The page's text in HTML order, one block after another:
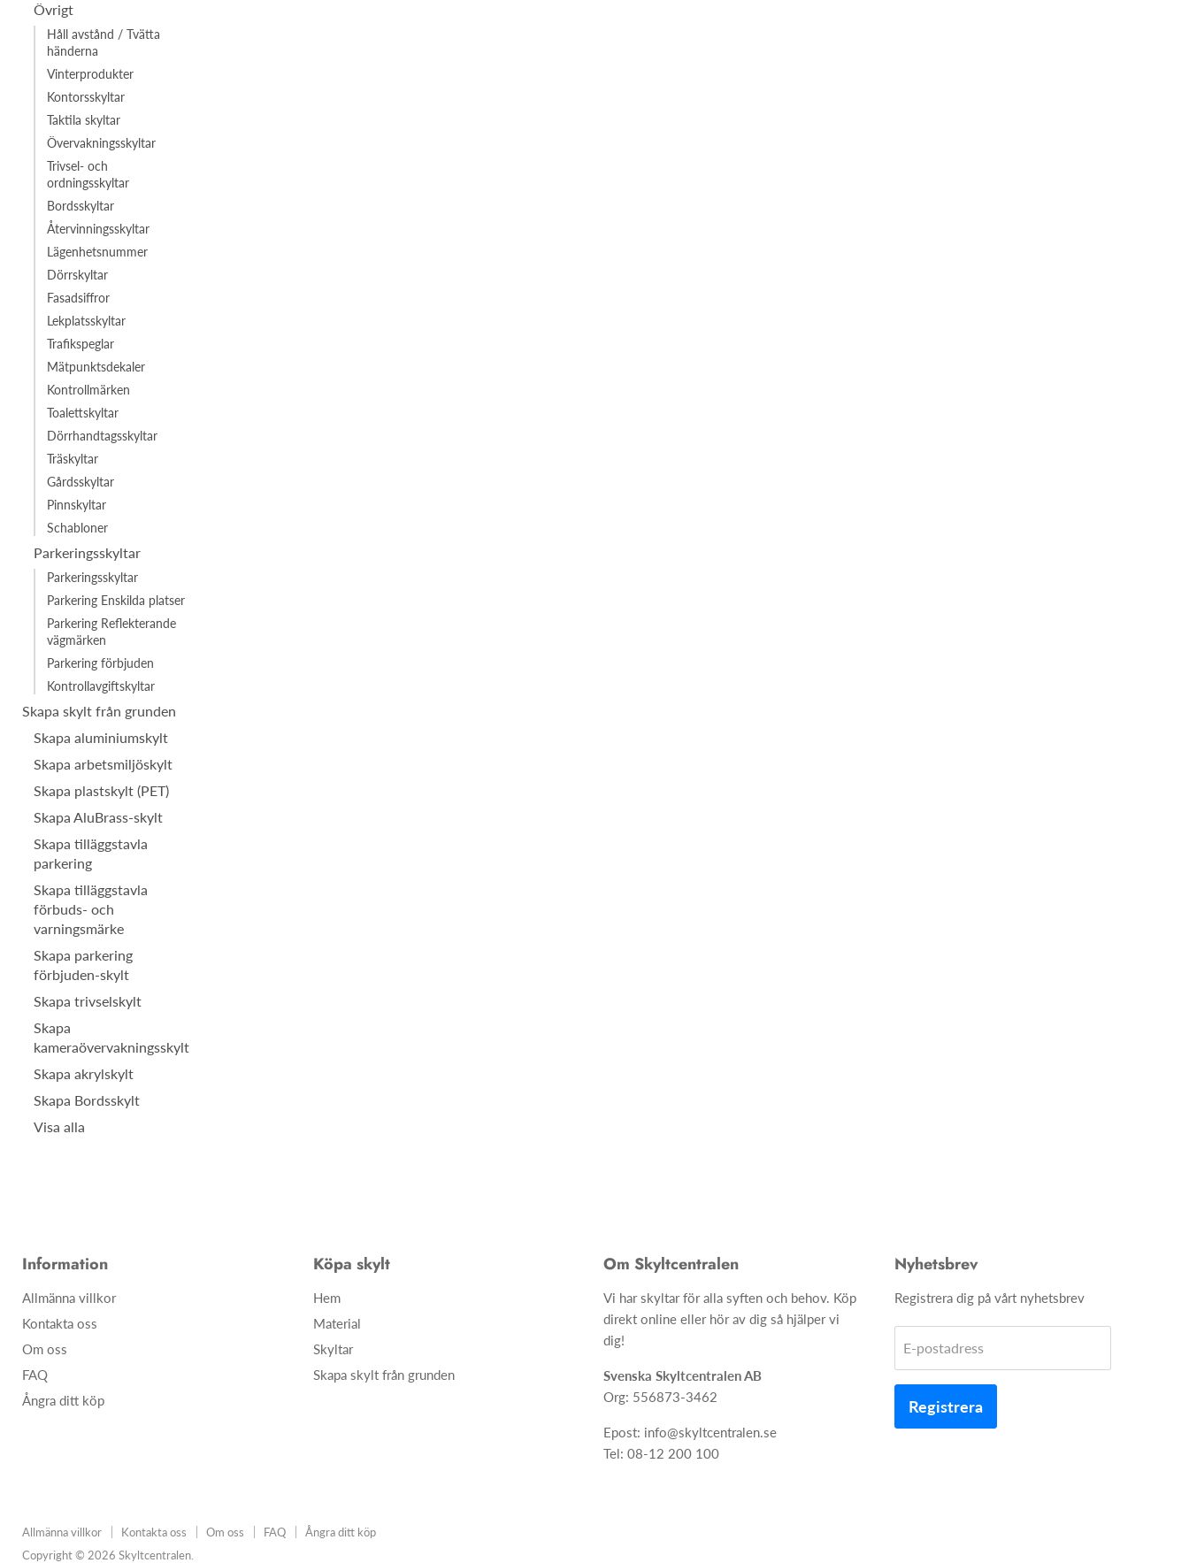
Övrigt
Håll avstånd / Tvätta
händerna
Vinterprodukter
Kontorsskyltar
Taktila skyltar
Övervakningsskyltar
Trivsel- och
ordningsskyltar
Bordsskyltar
Återvinningsskyltar
Lägenhetsnummer
Dörrskyltar
Fasadsiffror
Lekplatsskyltar
Trafikspeglar
Mätpunktsdekaler
Kontrollmärken
Toalettskyltar
Dörrhandtagsskyltar
Träskyltar
Gårdsskyltar
Pinnskyltar
Schabloner
Parkeringsskyltar
Parkeringsskyltar
Parkering Enskilda platser
Parkering Reflekterande
vägmärken
Parkering förbjuden
Kontrollavgiftskyltar
Skapa skylt från grunden
Skapa aluminiumskylt
Skapa arbetsmiljöskylt
Skapa plastskylt (PET)
Skapa AluBrass-skylt
Skapa tilläggstavla
parkering
Skapa tilläggstavla
förbuds- och
varningsmärke
Skapa parkering
förbjuden-skylt
Skapa trivselskylt
Skapa
kameraövervakningsskylt
Skapa akrylskylt
Skapa Bordsskylt
Visa alla
Information
Allmänna villkor
Kontakta oss
Om oss
FAQ
Ångra ditt köp
Köpa skylt
Hem
Material
Skyltar
Skapa skylt från grunden
Om Skyltcentralen
Vi har skyltar för alla syften och behov. Köp
direkt online eller hör av dig så hjälper vi
dig!
Svenska Skyltcentralen AB
Org: 556873-3462
Epost: info@skyltcentralen.se
Tel: 08-12 200 100
Nyhetsbrev
Registrera dig på vårt nyhetsbrev
E-postadress
Registrera
Allmänna villkor Kontakta oss Om oss FAQ
Ångra ditt köp
Copyright © 2026 Skyltcentralen.